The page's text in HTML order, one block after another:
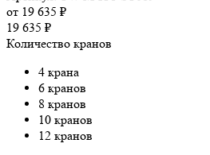
от 19 635 ₽
19 635 ₽
Количество кранов
4 крана
6 кранов
8 кранов
10 кранов
12 кранов